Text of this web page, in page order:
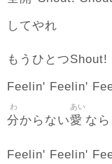
してやれ
もうひとつShout!
Feelin' Feelin'
分
わ
からない愛
あい
な
Feelin' Feelin'